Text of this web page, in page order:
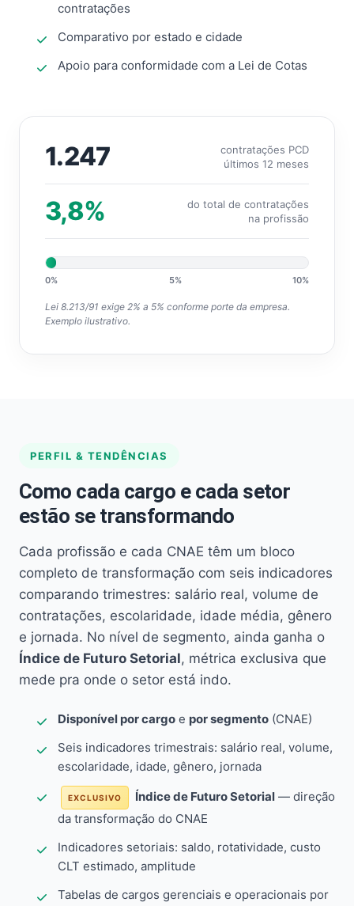
contratações
Comparativo por estado e cidade
Apoio para conformidade com a Lei de Cotas
1.247
contratações PCD
últimos 12 meses
3,8%
do total de contratações
na profissão
0% 5% 10%
Lei 8.213/91 exige 2% a 5% conforme porte da empresa.
Exemplo ilustrativo.
PERFIL & TENDÊNCIAS
Como cada cargo e cada setor
estão se transformando
Cada profissão e cada CNAE têm um bloco
completo de transformação com seis indicadores
comparando trimestres: salário real, volume de
contratações, escolaridade, idade média, gênero
e jornada. No nível de segmento, ainda ganha o
Índice de Futuro Setorial, métrica exclusiva que
mede pra onde o setor está indo.
Disponível por cargo e por segmento (CNAE)
Seis indicadores trimestrais: salário real, volume,
escolaridade, idade, gênero, jornada
EXCLUSIVO Índice de Futuro Setorial — direção
da transformação do CNAE
Indicadores setoriais: saldo, rotatividade, custo
CLT estimado, amplitude
Tabelas de cargos gerenciais e operacionais por